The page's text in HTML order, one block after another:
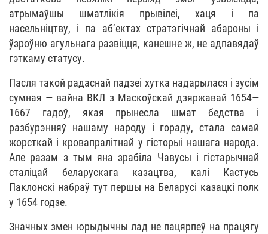
атрымаўшы шматлікія прывілеі, хаця і па
насельніцтву, і па аб’ектах стратэгічнай абароны і
ўзроўню агульнага развіцця, канешне ж, не адпавядаў
гэткаму статусу.
Пасля такой радаснай падзеі хутка надарылася і зусім
сумная — вайна ВКЛ з Маскоўскай дзяржавай 1654—
1667 гадоў, якая прынесла шмат бедства і
разбурэнняў нашаму народу і гораду, стала самай
жорсткай і кровапралітнай у гісторыі нашага народа.
Але разам з тым яна зрабіла Чавусы і гістарычнай
сталіцай беларускага казацтва, калі Кастусь
Паклонскі набраў тут першы на Беларусі казацкі полк
у 1654 годзе.
Значных змен юрыдычны лад не пацярпеў на працягу